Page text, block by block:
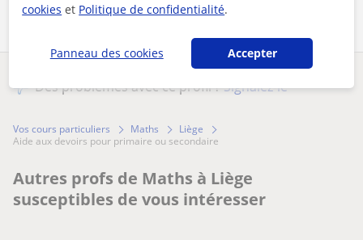
Des problèmes avec ce profil ?Signalez-le
Vos cours particuliers Maths
Liège
aide aux devoirs pour primaire ou secondaire
Autres profs de Maths à Liège
susceptibles de vous intéresser
cookies et Politique de confidentialité.
Panneau des cookies Accepter